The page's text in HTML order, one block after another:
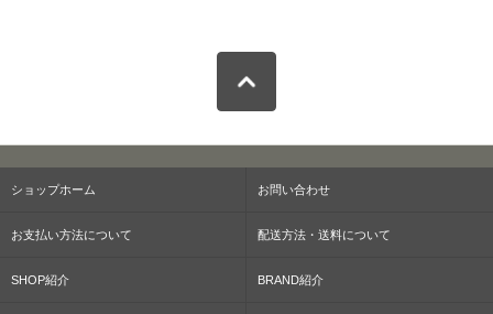
ショップホーム お問い合わせ
お支払い方法について 配送方法・送料について
SHOP紹介 BRAND紹介